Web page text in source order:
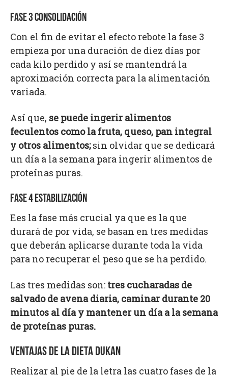
FASE 3 CONSOLIDACIÓN
Con el fin de evitar el efecto rebote la fase 3
empieza por una duración de diez días por
cada kilo perdido y así se mantendrá la
aproximación correcta para la alimentación
variada.
Así que, se puede ingerir alimentos
feculentos como la fruta, queso, pan integral
y otros alimentos;sin olvidar que se dedicará
un día a la semana para ingerir alimentos de
proteínas puras.
FASE 4 ESTABILIZACIÓN
Ees la fase más crucial ya que es la que
durará de por vida, se basan en tres medidas
que deberán aplicarse durante toda la vida
para no recuperar el peso que se ha perdido.
Las tres medidas son: tres cucharadas de
salvado de avena diaria, caminar durante 20
minutos al día y mantener un día a la semana
de proteínas puras.
VENTAJAS DE LA DIETA DUKAN
Realizar al pie de la letra las cuatro fases de la